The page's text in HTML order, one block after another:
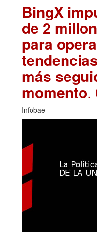
BingX
de 2
para
más
momento.
Infobae